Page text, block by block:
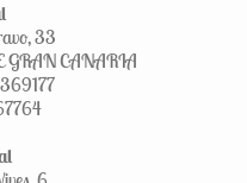
33
GRAN CANARIA